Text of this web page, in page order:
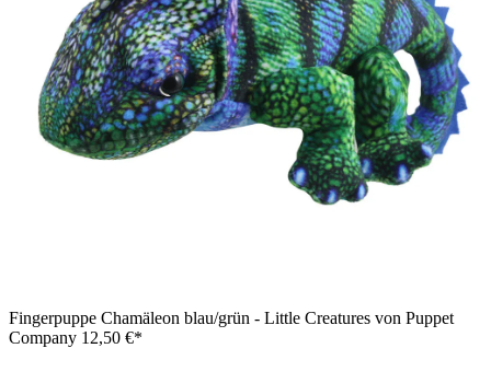
Fingerpuppe Chamäleon blau/grün - Little Creatures von Puppet
Company 12,50 €*